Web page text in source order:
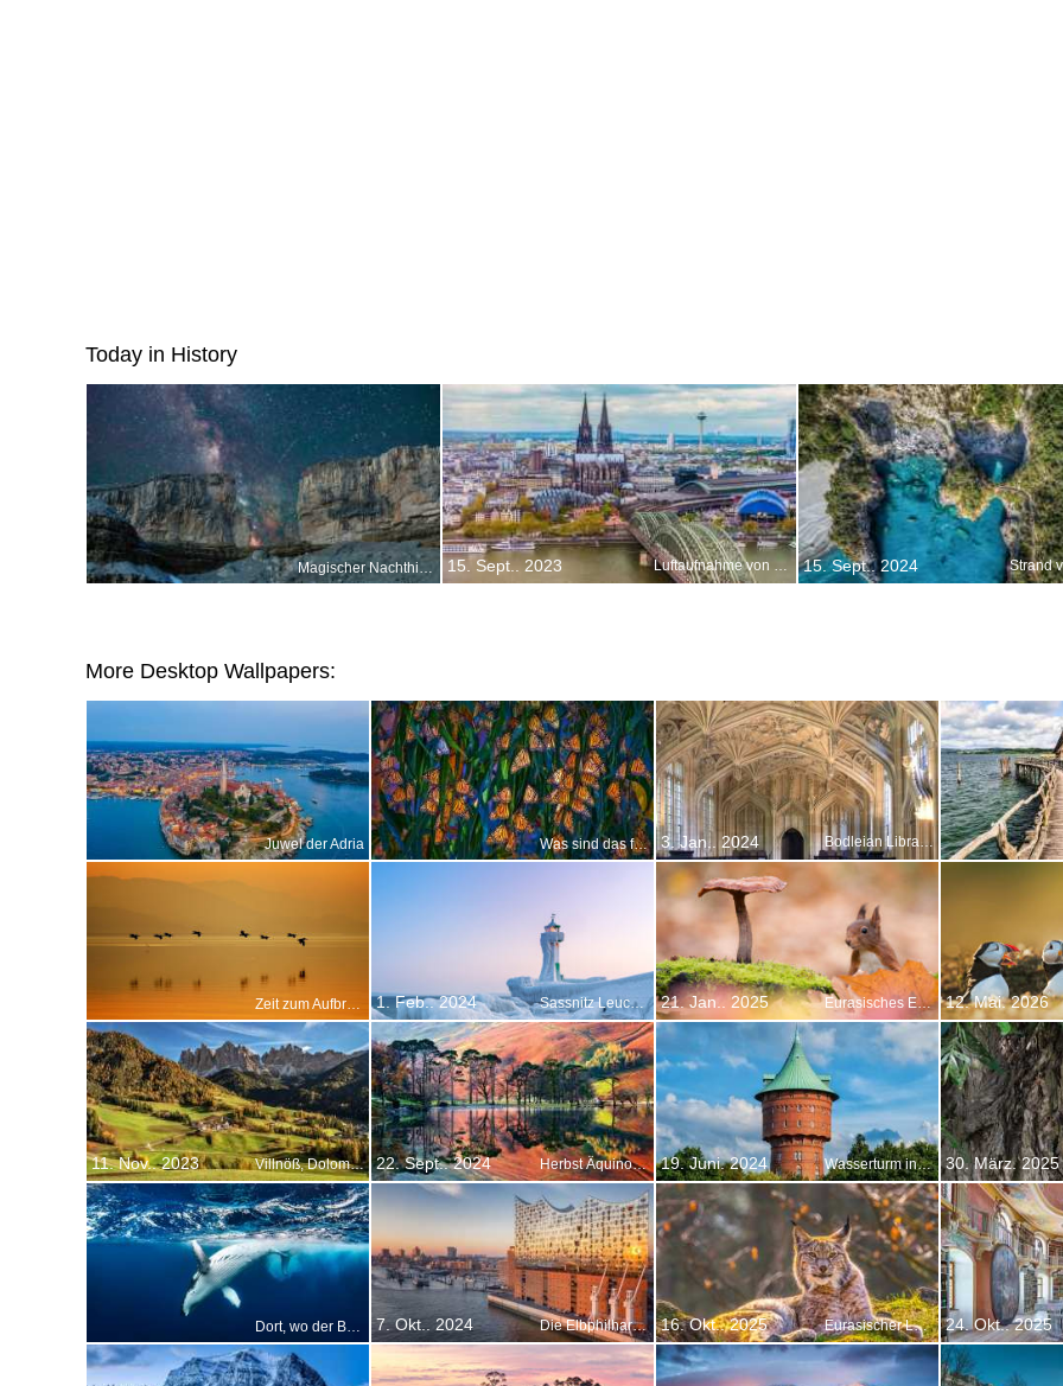
Today in History
15. Sept.. 2023 Luftaufnahme von Köln 15. Sept.. 2024
More Desktop Wallpapers:
Juwel der Adria Was sind das für bunte Insekten? 3. Jan.. 2024 Bodleian Library Universität von Oxford, England
Zeit zum Aufbruch 1. Feb.. 2024 Sassnitz Leuchtturm, Rügen, Mecklenburg-Vorpommern 21. Jan.. 2025 Eurasisches Eichhörnchen, Niederlande 12. Mai. 2026
11. Nov.. 2023 Villnöß, Dolomiten im Hintergrund, Südtirol, Italien 22. Sept.. 2024 Herbst Äquinoktium 19. Juni. 2024 Wasserturm in Cuxhaven, Deutschland 30. März. 2025
Dort, wo der Buckelwal singt 7. Okt.. 2024 Die Elbphilharmonie in Hamburg 16. Okt.. 2025 Eurasischer Luchs 24. Okt.. 2025